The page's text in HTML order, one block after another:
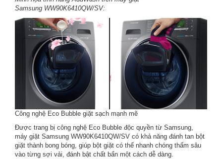
Samsung WW90K6410QW/SV:
Công nghệ Eco Bubble giặt sạch mạnh mẽ
Được trang bị công nghệ Eco Bubble độc quyền từ Samsung,
máy giặt Samsung WW90K6410QW/SV có khả năng đánh tan bột
giặt thành bong bóng, giúp bột giặt có thể nhanh chóng thấm sâu
vào từng sợi vải, đánh bật chất bẩn một cách dễ dàng.